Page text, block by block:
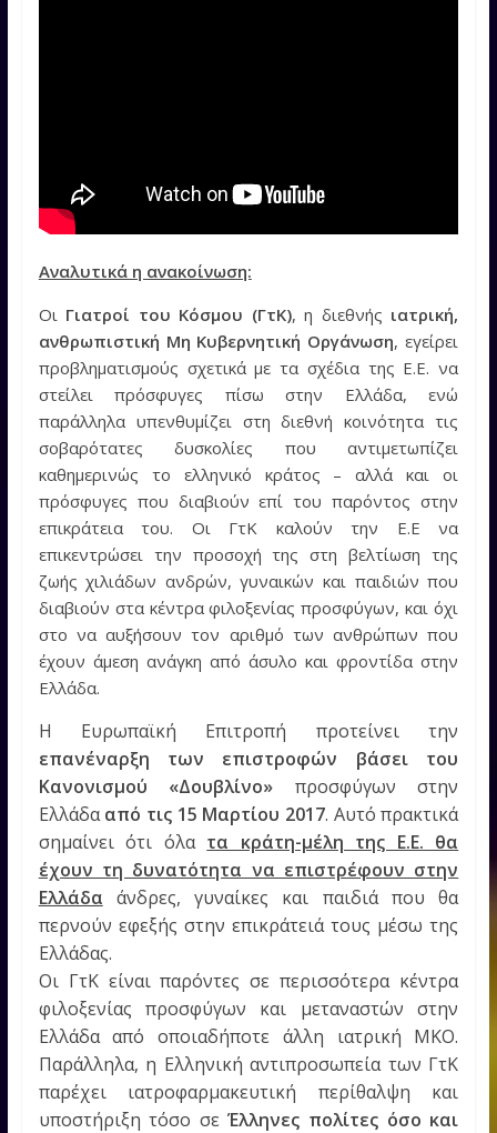
Αναλυτικά η ανακοίνωση:
Οι Γιατροί του Κόσμου (ΓτΚ), η διεθνής ιατρική,
ανθρωπιστική Μη Κυβερνητική Οργάνωση, εγείρει
προβληματισμούς σχετικά με τα σχέδια της Ε.Ε. να
στείλει πρόσφυγες πίσω στην Ελλάδα, ενώ
παράλληλα υπενθυμίζει στη διεθνή κοινότητα τις
σοβαρότατες δυσκολίες που αντιμετωπίζει
καθημερινώς το ελληνικό κράτος – αλλά και οι
πρόσφυγες που διαβιούν επί του παρόντος στην
επικράτεια του. Οι ΓτΚ καλούν την Ε.Ε να
επικεντρώσει την προσοχή της στη βελτίωση της
ζωής χιλιάδων ανδρών, γυναικών και παιδιών που
διαβιούν στα κέντρα φιλοξενίας προσφύγων, και όχι
στο να αυξήσουν τον αριθμό των ανθρώπων που
έχουν άμεση ανάγκη από άσυλο και φροντίδα στην
Ελλάδα.
Η Ευρωπαϊκή Επιτροπή προτείνει την
επανέναρξη των επιστροφών βάσει του
Κανονισμού «Δουβλίνο» προσφύγων στην
Ελλάδααπό τις 15 Μαρτίου 2017. Αυτό πρακτικά
σημαίνει ότι όλα τα κράτη-μέλη της Ε.Ε. θα
έχουν τη δυνατότητα να επιστρέφουν στην
Ελλάδα άνδρες, γυναίκες και παιδιά που θα
περνούν εφεξής στην επικράτειά τους μέσω της
Ελλάδας.
Οι ΓτΚ είναι παρόντες σε περισσότερα κέντρα
φιλοξενίας προσφύγων και μεταναστών στην
Ελλάδα από οποιαδήποτε άλλη ιατρική ΜΚΟ.
Παράλληλα, η Ελληνική αντιπροσωπεία των ΓτΚ
παρέχει ιατροφαρμακευτική περίθαλψη και
υποστήριξη τόσο σεΈλληνες πολίτες όσο και